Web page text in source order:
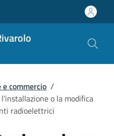
e commercio /
o la modifica
radioelettrici